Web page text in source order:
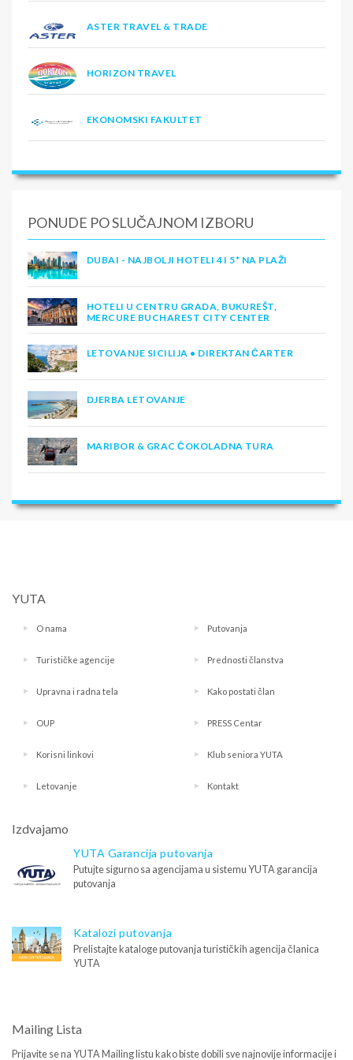
ASTER TRAVEL & TRADE
HORIZON TRAVEL
EKONOMSKI FAKULTET
PONUDE PO SLUČAJNOM IZBORU
DUBAI - NAJBOLJI HOTELI 4 I 5* NA PLAŽI
HOTELI U CENTRU GRADA, BUKUREŠT,
MERCURE BUCHAREST CITY CENTER
LETOVANJE SICILIJA • DIREKTAN ČARTER
DJERBA LETOVANJE
MARIBOR & GRAC ČOKOLADNA TURA
YUTA
O nama Putovanja
Turističke agencije Prednosti članstva
Upravna i radna tela Kako postati član
OUP PRESS Centar
Korisni linkovi Klub seniora YUTA
Letovanje Kontakt
Izdvajamo
YUTA Garancija putovanja
Putujte sigurno sa agencijama u sistemu YUTA garancija
putovanja
Katalozi putovanja
Prelistajte kataloge putovanja turističkih agencija članica
YUTA
Mailing Lista
Prijavite se na YUTA Mailing listu kako biste dobili sve najnovije informacije i